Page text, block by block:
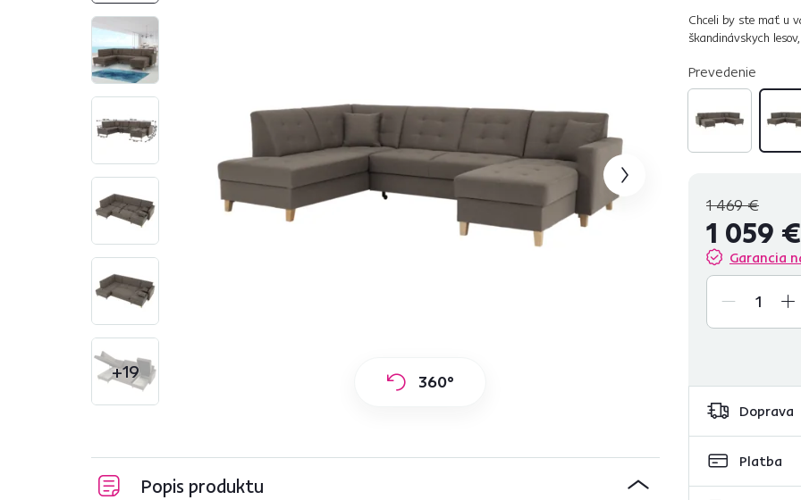
+19 360°
Chceli by ste mať u
škandinávskych
Prevedenie
1 469 €
1 059 €
Garancia
Doprava
Platba
Popis produktu